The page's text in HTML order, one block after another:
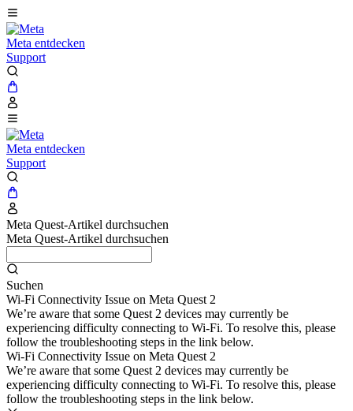
Meta entdecken
Support
Meta entdecken
Support
Meta Quest-Artikel durchsuchen
Meta Quest-Artikel durchsuchen
Suchen
Wi-Fi Connectivity Issue on Meta Quest 2
We’re aware that some Quest 2 devices may currently be
experiencing difficulty connecting to Wi-Fi. To resolve this, please
follow the troubleshooting steps in the link below.
Wi-Fi Connectivity Issue on Meta Quest 2
We’re aware that some Quest 2 devices may currently be
experiencing difficulty connecting to Wi-Fi. To resolve this, please
follow the troubleshooting steps in the link below.